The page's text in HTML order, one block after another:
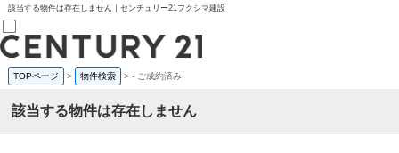
該当する物件は存在しません｜センチュリー21フクシマ建設
売買部
0120-800-844
賃貸部
TOPページ > 物件検索 >- ご成約済み
該当する物件は存在しません